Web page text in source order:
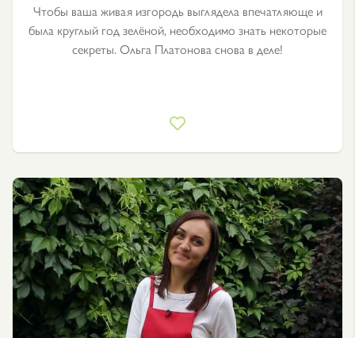
Чтобы ваша живая изгородь выглядела впечатляюще и
была круглый год зелёной, необходимо знать некоторые
секреты. Ольга Платонова снова в деле!